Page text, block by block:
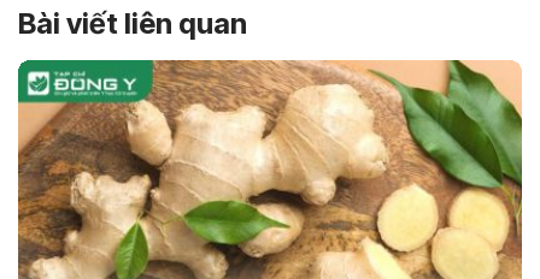
Bài viết liên quan